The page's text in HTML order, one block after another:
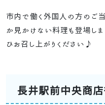
市内で働く外国人の方のご
か見かけない料理も登場し
ひお召し上がりください♪
長井駅前中央商